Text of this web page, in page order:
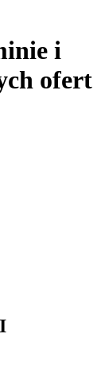
i
ofert